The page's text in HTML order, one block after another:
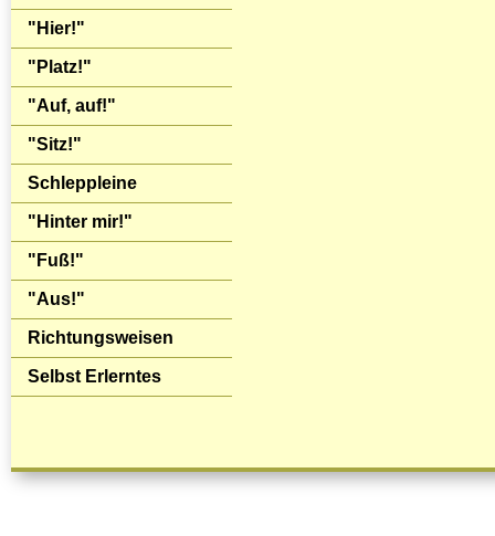
"Hier!"
"Platz!"
"Auf, auf!"
"Sitz!"
Schleppleine
"Hinter mir!"
"Fuß!"
"Aus!"
Richtungsweisen
Selbst Erlerntes